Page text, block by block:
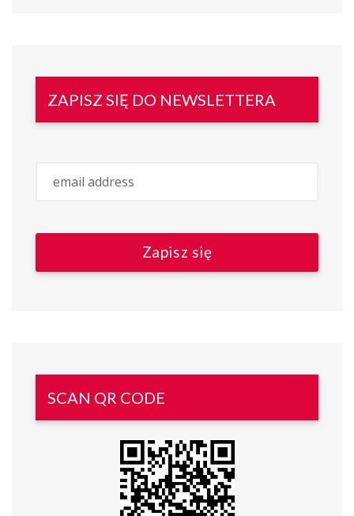
ZAPISZ SIĘ DO NEWSLETTERA
SCAN QR CODE